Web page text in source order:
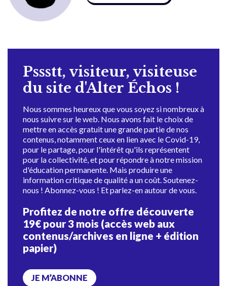
Pssstt, visiteur, visiteuse
du site d'Alter Échos !
Nous sommes heureux que vous soyez si nombreux à
nous suivre sur le web. Nous avons fait le choix de
mettre en accès gratuit une grande partie de nos
contenus, notamment ceux en lien avec le Covid-19,
pour le partage, pour l'intérêt qu'ils représentent
pour la collectivité, et pour répondre à notre mission
d'éducation permanente. Mais produire une
information critique de qualité a un coût. Soutenez-
nous ! Abonnez-vous ! Et parlez-en autour de vous.
Profitez de notre offre découverte
19€ pour 3 mois (accès web aux
contenus/archives en ligne + édition
papier)
JE M’ABONNE